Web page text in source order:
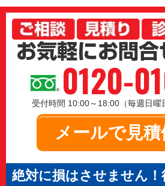
0120-
受付時間 10:00～18:00（毎週日曜
メールで見積
絶対に損はさせません